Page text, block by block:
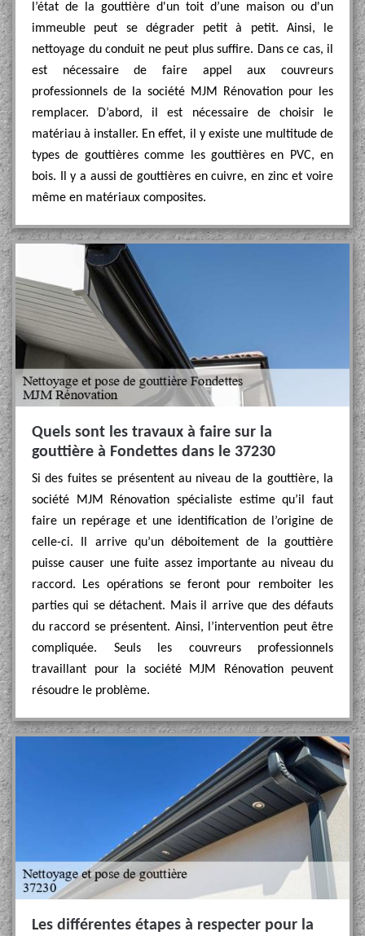
l’état de la gouttière d'un toit d’une maison ou d'un
immeuble peut se dégrader petit à petit. Ainsi, le
nettoyage du conduit ne peut plus suffire. Dans ce cas, il
est nécessaire de faire appel aux couvreurs
professionnels de la société MJM Rénovation pour les
remplacer. D’abord, il est nécessaire de choisir le
matériau à installer. En effet, il y existe une multitude de
types de gouttières comme les gouttières en PVC, en
bois. Il y a aussi de gouttières en cuivre, en zinc et voire
même en matériaux composites.
Quels sont les travaux à faire sur la
gouttière à Fondettes dans le 37230
Si des fuites se présentent au niveau de la gouttière, la
société MJM Rénovation spécialiste estime qu’il faut
faire un repérage et une identification de l’origine de
celle-ci. Il arrive qu’un déboitement de la gouttière
puisse causer une fuite assez importante au niveau du
raccord. Les opérations se feront pour remboiter les
parties qui se détachent. Mais il arrive que des défauts
du raccord se présentent. Ainsi, l’intervention peut être
compliquée. Seuls les couvreurs professionnels
travaillant pour la société MJM Rénovation peuvent
résoudre le problème.
Les différentes étapes à respecter pour la